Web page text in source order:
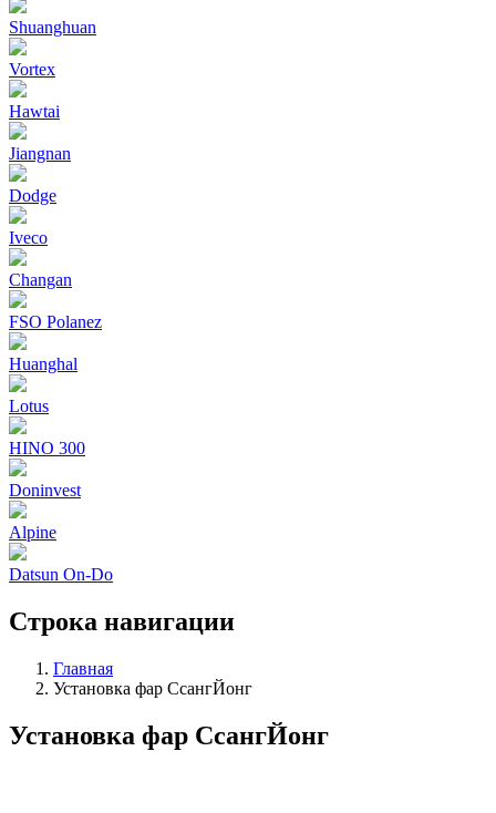
Shuanghuan
Vortex
Hawtai
Jiangnan
Dodge
Iveco
Changan
FSO Polanez
Huanghal
Lotus
HINO 300
Doninvest
Alpine
Datsun On-Do
Строка навигации
Главная
Установка фар СсангЙонг
Установка фар СсангЙонг